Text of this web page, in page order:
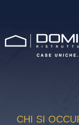
CHI SI